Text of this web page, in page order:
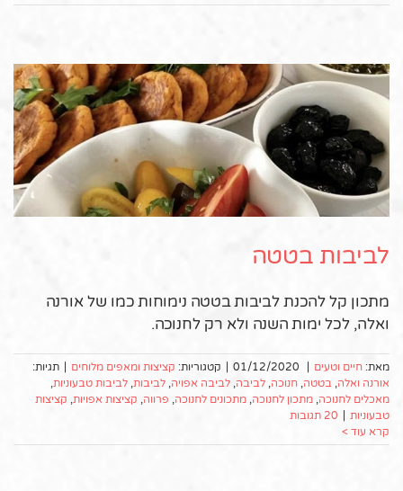
לביבות בטטה
מתכון קל להכנת לביבות בטטה נימוחות כמו של אורנה
ואלה, לכל ימות השנה ולא רק לחנוכה.
מאת: חיים וטעים 01/12/2020 קטגוריות: קציצות ומאפים מלוחים
תגיות:
אורנה ואלה, בטטה, חנוכה, לביבה, לביבה אפויה, לביבות, לביבות טבעוניות,
מאכלים לחנוכה, מתכון לחנוכה, מתכונים לחנוכה, פרווה, קציצות אפויות, קציצות
טבעוניות
20 תגובות
קרא עוד >